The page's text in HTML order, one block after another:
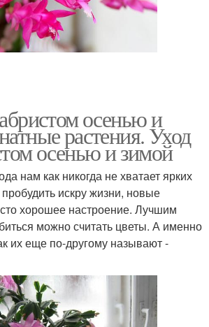
осенью и
растения. Уход
осенью и зимой
нам как никогда не хватает ярких
искру жизни, новые
хорошее настроение. Лучшим
можно считать цветы. А именно
их еще по-другому называют -